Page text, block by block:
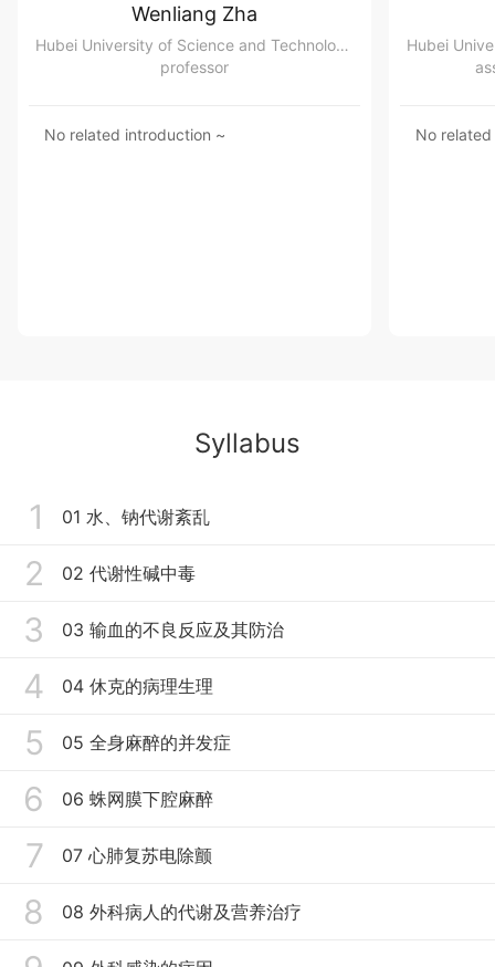
Wenliang Zha
Hubei University of Science and Technology School of Clinical Medicine
professor
No related introduction ~ No
Syllabus
1 01 水、钠代谢紊乱
2 02 代谢性碱中毒
3 03 输血的不良反应及其防治
4 04 休克的病理生理
5 05 全身麻醉的并发症
6 06 蛛网膜下腔麻醉
7 07 心肺复苏电除颤
8 08 外科病人的代谢及营养治疗